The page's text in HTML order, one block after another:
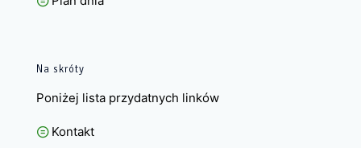
Na skróty
Poniżej lista przydatnych linków
Kontakt